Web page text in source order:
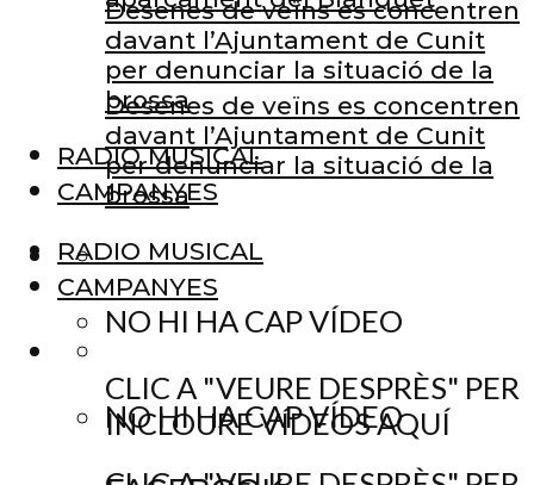
Desenes de veïns es concentren
davant l’Ajuntament de Cunit
per denunciar la situació de la
brossa
RADIO MUSICAL
CAMPANYES
NO HI HA CAP VÍDEO
CLIC A "VEURE DESPRÈS" PER
INCLOURE VÍDEOS AQUÍ
Desenes de veïns es concentren
davant l’Ajuntament de Cunit
per denunciar la situació de la
brossa
RADIO MUSICAL
CAMPANYES
NO HI HA CAP VÍDEO